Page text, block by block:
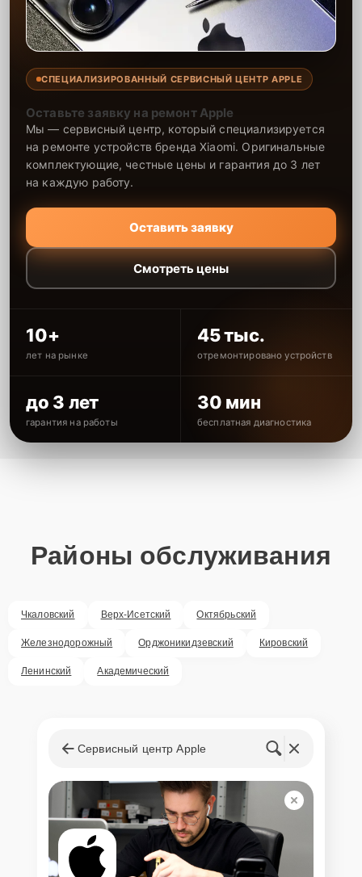
СПЕЦИАЛИЗИРОВАННЫЙ СЕРВИСНЫЙ ЦЕНТР APPLE
Оставьте заявку на ремонт Apple
Мы — сервисный центр, который специализируется
на ремонте устройств бренда Xiaomi. Оригинальные
комплектующие, честные цены и гарантия до 3 лет
на каждую работу.
Оставить заявку
Смотреть цены
10+
лет на рынке
45 тыс.
отремонтировано устройств
до 3 лет
гарантия на работы
30 мин
бесплатная диагностика
Районы обслуживания
Чкаловский Верх-Исетский Октябрьский
Железнодорожный Орджоникидзевский Кировский
Ленинский Академический
Сервисный центр Apple